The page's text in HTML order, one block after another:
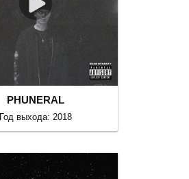
PHUNERAL
Год выхода: 2018